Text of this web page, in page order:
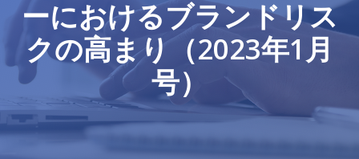
ーにおけるブランドリス
クの高まり（2023年1月
号）